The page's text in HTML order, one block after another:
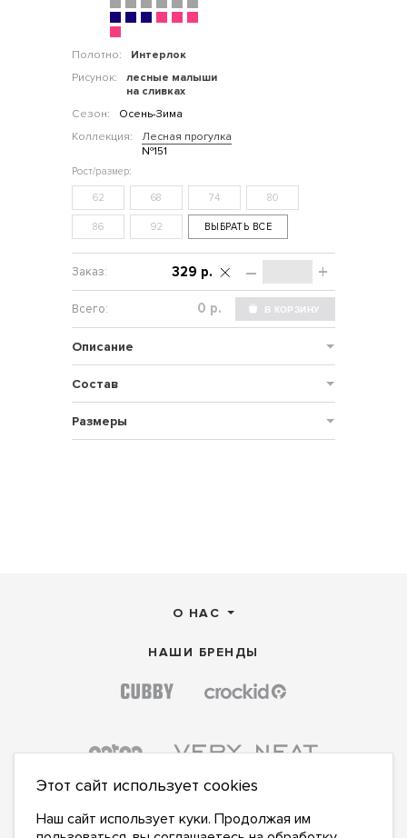
Полотно:
Интерлок
Рисунок:
лесные малыши
на сливках
Сезон:
Осень-Зима
Коллекция:
Лесная прогулка
№151
62 68 74 80
86 92 ВЫБРАТЬ ВСЕ
– +
329 р.
р.
Описание
Состав
Размеры
О НАС
НАШИ БРЕНДЫ
Этот сайт использует cookies
Наш сайт использует куки. Продолжая им